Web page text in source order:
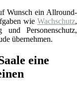
Wunsch ein Allround-
wie Wachschutz,
und Personenschutz,
übernehmen.
eine